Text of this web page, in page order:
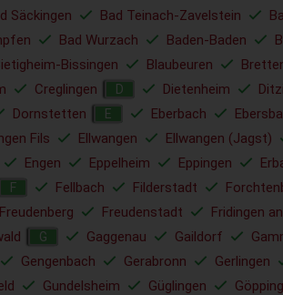
Säckingen Bad Teinach-Zavelstein
Bad Wurzach Baden-Baden
Bissingen Blaubeuren
Creglingen D Dietenheim
Dornstetten E Eberbach
Fils Ellwangen Ellwangen (Jagst)
Engen Eppelheim Eppingen
F Fellbach Filderstadt
Freudenberg Freudenstadt Fridingen
G Gaggenau Gaildorf
Gengenbach Gerabronn Gerlingen
Gundelsheim Güglingen